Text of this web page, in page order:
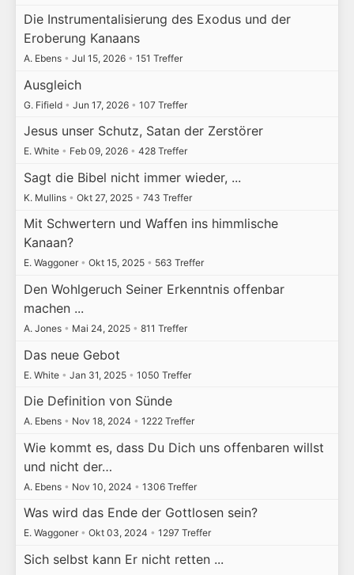
Die Instrumentalisierung des Exodus und der
Eroberung Kanaans
A. Ebens • Jul 15, 2026 • 151 Treffer
Ausgleich
G. Fifield • Jun 17, 2026 • 107 Treffer
Jesus unser Schutz, Satan der Zerstörer
E. White • Feb 09, 2026 • 428 Treffer
Sagt die Bibel nicht immer wieder, ...
K. Mullins • Okt 27, 2025 • 743 Treffer
Mit Schwertern und Waffen ins himmlische
Kanaan?
E. Waggoner • Okt 15, 2025 • 563 Treffer
Den Wohlgeruch Seiner Erkenntnis offenbar
machen ...
A. Jones • Mai 24, 2025 • 811 Treffer
Das neue Gebot
E. White • Jan 31, 2025 • 1050 Treffer
Die Definition von Sünde
A. Ebens • Nov 18, 2024 • 1222 Treffer
Wie kommt es, dass Du Dich uns offenbaren willst
und nicht der…
A. Ebens • Nov 10, 2024 • 1306 Treffer
Was wird das Ende der Gottlosen sein?
E. Waggoner • Okt 03, 2024 • 1297 Treffer
Sich selbst kann Er nicht retten ...